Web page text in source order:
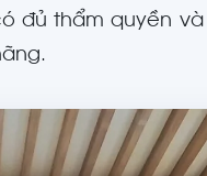
đủ thẩm quyền